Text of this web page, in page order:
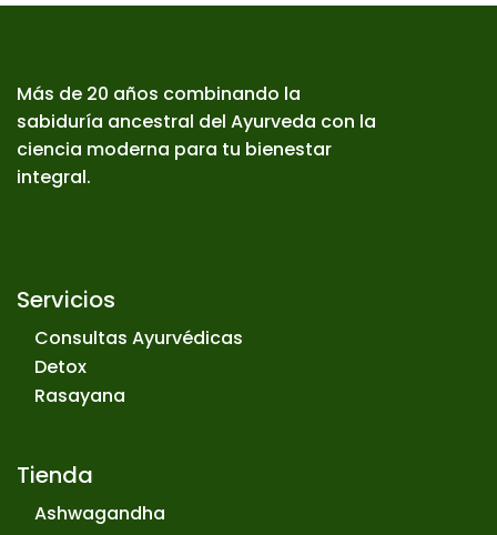
Más de 20 años combinando la
sabiduría ancestral del Ayurveda con la
ciencia moderna para tu bienestar
integral.
Servicios
Consultas Ayurvédicas
Detox
Rasayana
Tienda
Ashwagandha